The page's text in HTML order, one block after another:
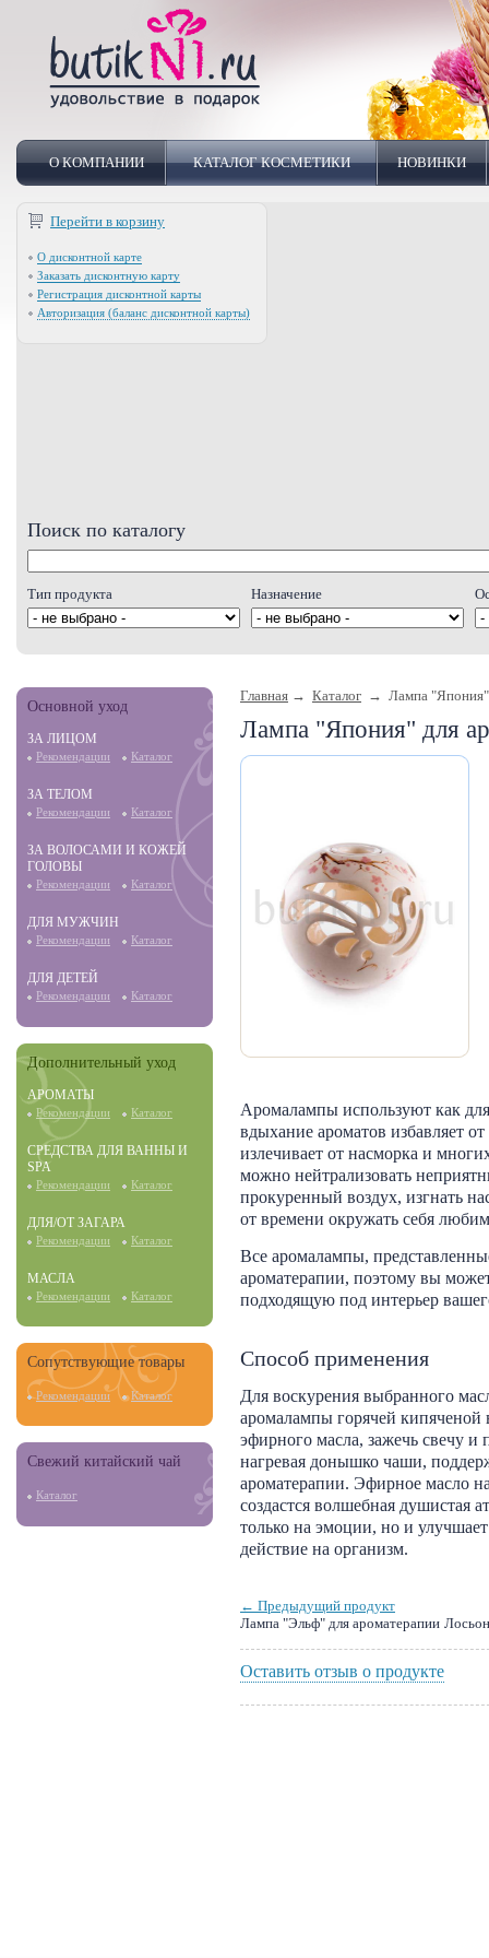
О КОМПАНИИ КАТАЛОГ КОСМЕТИКИ НОВИНКИ
Перейти в корзину
О дисконтной карте
Заказать дисконтную карту
Регистрация дисконтной карты
Авторизация (баланс дисконтной карты)
Поиск по каталогу
Тип продукта Назначение
Основной уход
ЗА ЛИЦОМ
Рекомендации Каталог
ЗА ТЕЛОМ
Рекомендации Каталог
ЗА ВОЛОСАМИ И КОЖЕЙ
ГОЛОВЫ
Рекомендации Каталог
ДЛЯ МУЖЧИН
Рекомендации Каталог
ДЛЯ ДЕТЕЙ
Рекомендации Каталог
Дополнительный уход
АРОМАТЫ
Рекомендации Каталог
СРЕДСТВА ДЛЯ ВАННЫ И
SPA
Рекомендации Каталог
ДЛЯ/ОТ ЗАГАРА
Рекомендации Каталог
МАСЛА
Рекомендации Каталог
Сопутствующие товары
Рекомендации Каталог
Свежий китайский чай
Каталог
Главная → Каталог → Лампа "Япония"
Лампа "Япония" для
Аромалампы используют как
вдыхание ароматов избавляет
излечивает от насморка и
можно нейтрализовать
прокуренный воздух, изгнать
от времени окружать себя
Все аромалампы,
ароматерапии, поэтому вы
подходящую под интерьер
Способ применения
Для воскурения выбранного
аромалампы горячей кипяченой
эфирного масла, зажечь свечу и
нагревая донышко чаши,
ароматерапии. Эфирное масло
создастся волшебная душистая
только на эмоции, но и
действие на организм.
← Предыдущий продукт
Лампа "Эльф" для ароматерапии
Оставить отзыв о продукте